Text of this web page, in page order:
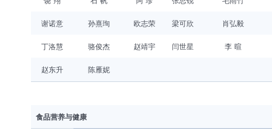
谢诺意 孙熹珣 欧志荣 梁可欣 肖弘毅
丁洛慧 骆俊杰 赵靖宇 闫世星 李 暄
赵东升 陈雁妮
食品营养与健康